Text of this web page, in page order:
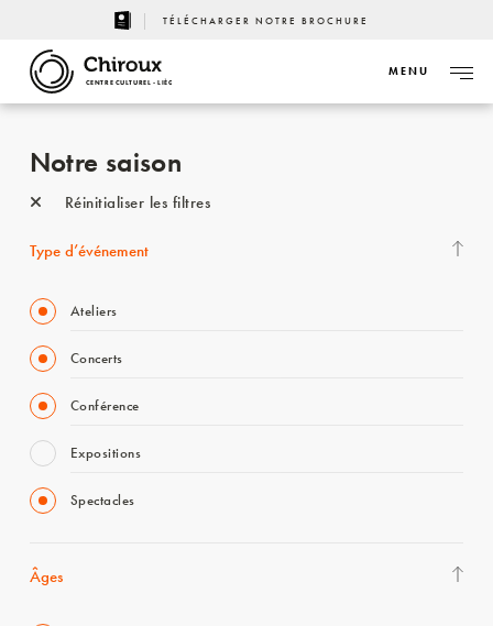
TÉLÉCHARGER NOTRE BROCHURE
CENTRE CULTUREL - LIÈGE
MENU
Notre saison
Réinitialiser les filtres
Type d’événement
Ateliers
Concerts
Conférence
Expositions
Spectacles
Âges